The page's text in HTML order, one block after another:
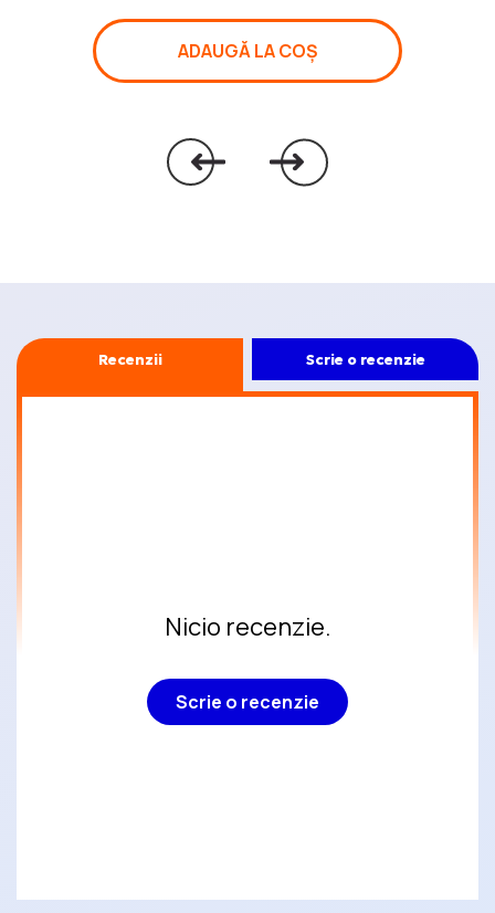
20 €
CARD 50 €
ADAUGĂ LA COȘ
Recenzii Scrie o recenzie
Nicio recenzie.
Scrie o recenzie